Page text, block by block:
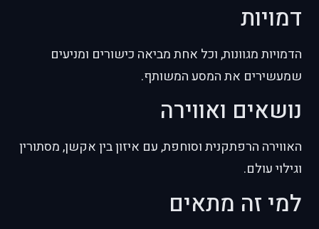
דמויות
הדמויות מגוונות, וכל אחת מביאה כישורים ומניעים
שמעשירים את המסע המשותף.
נושאים ואווירה
האווירה הרפתקנית וסוחפת, עם איזון בין אקשן, מסתורין
וגילוי עולם.
למי זה מתאים